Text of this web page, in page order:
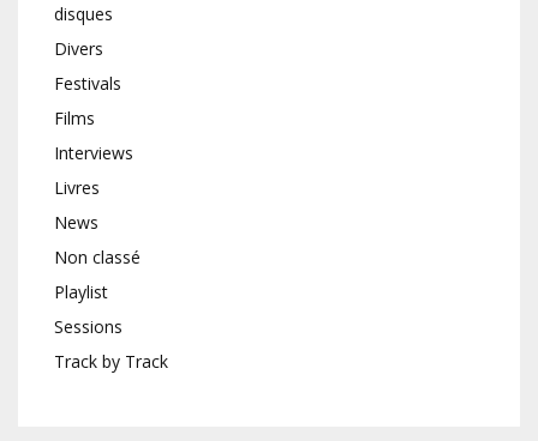
disques
Divers
Festivals
Films
Interviews
Livres
News
Non classé
Playlist
Sessions
Track by Track